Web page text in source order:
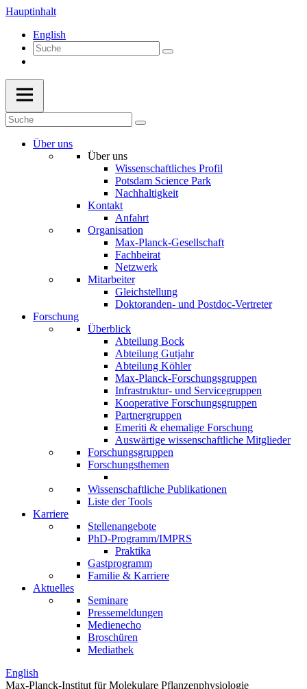
Hauptinhalt
English
Über uns
Über uns
Wissenschaftliches Profil
Potsdam Science Park
Nachhaltigkeit
Kontakt
Anfahrt
Organisation
Max-Planck-Gesellschaft
Fachbeirat
Netzwerk
Mitarbeiter
Gleichstellung
Doktoranden- und Postdoc-Vertreter
Forschung
Überblick
Abteilung Bock
Abteilung Gutjahr
Abteilung Köhler
Max-Planck-Forschungsgruppen
Infrastruktur- und Servicegruppen
Kooperative Forschungsgruppen
Partnergruppen
Emeriti & ehemalige Forschung
Auswärtige wissenschaftliche Mitglieder
Forschungsgruppen
Forschungsthemen
Wissenschaftliche Publikationen
Liste der Tools
Karriere
Stellenangebote
PhD-Programm/IMPRS
Praktika
Gastprogramm
Familie & Karriere
Aktuelles
Seminare
Pressemeldungen
Medienecho
Broschüren
Mediathek
English
Max-Planck-Institut für Molekulare Pflanzenphysiologie